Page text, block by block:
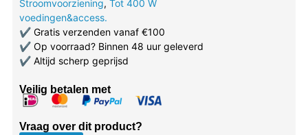
Stroomvoorziening, Tot 400 W
voedingen&access.
✔Gratis verzenden vanaf €100
✔Op voorraad? Binnen 48 uur geleverd
✔Altijd scherp geprijsd
Veilig betalen met
Vraag over dit product?